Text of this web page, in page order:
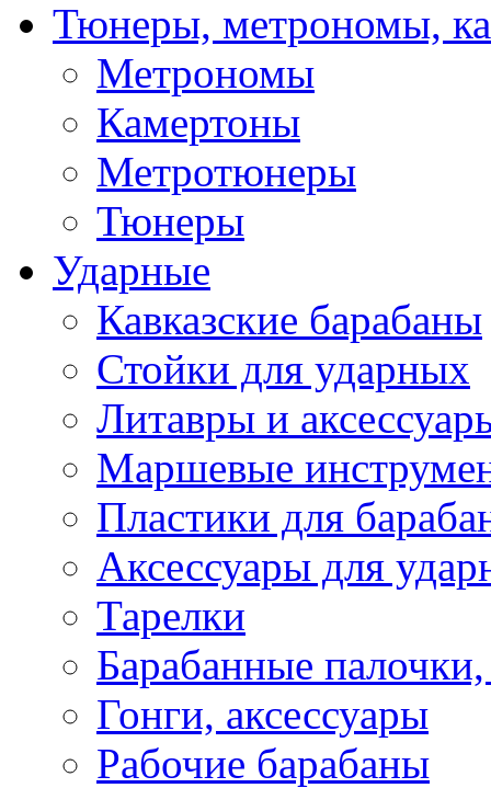
Тюнеры, метрономы,
Метрономы
Камертоны
Метротюнеры
Тюнеры
Ударные
Кавказские барабаны
Стойки для ударных
Литавры и
Маршевые
Пластики для
Аксессуары для
Тарелки
Барабанные палочки,
Гонги, аксессуары
Рабочие барабаны